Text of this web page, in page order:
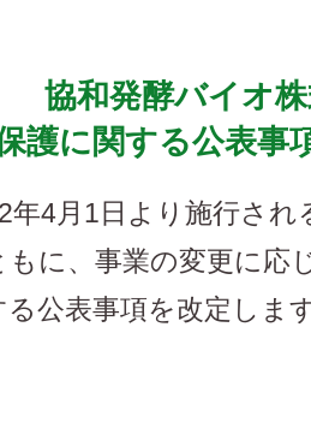
協和発酵バイオ
護に関する公表事
年4月1日より施行され
に、事業の変更に応
る公表事項を改定しま